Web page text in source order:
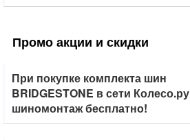
Промо акции и скидки
При покупке комплекта шин
BRIDGESTONE в сети Колесо.ру
шиномонтаж бесплатно!